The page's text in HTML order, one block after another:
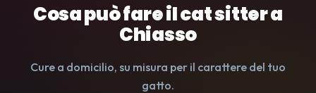
Cosa può fare il cat sitter a
Chiasso
Cure a domicilio, su misura per il carattere del tuo
gatto.